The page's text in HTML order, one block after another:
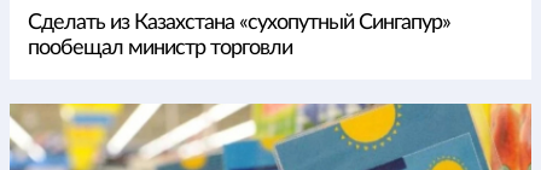
Сделать из Казахстана «сухопутный Сингапур»
пообещал министр торговли